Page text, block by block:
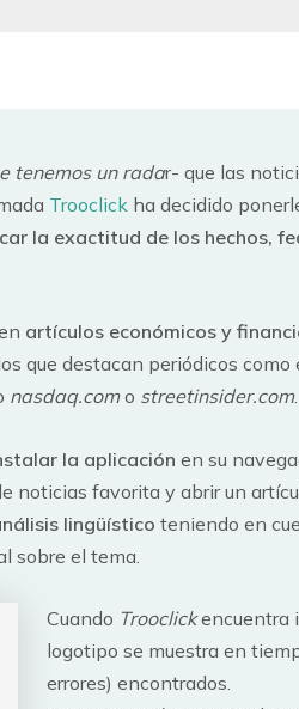
tenemos un radar- que las
Trooclick ha decidido
la exactitud de los hechos,
artículos económicos y
que destacan periódicos como
nasdaq.como streetinsider.com.
la aplicación en su
noticias favorita y abrir un
lingüístico teniendo en
sobre el tema.
Cuando Trooclickencuentra
logotipo se muestra en
errores) encontrados.